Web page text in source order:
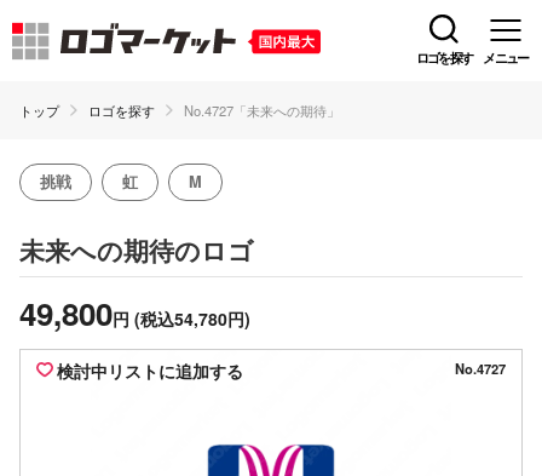
ロゴを探す メニュー
トップ ロゴを探す No.4727「未来への期待」
挑戦 虹 M
未来への期待のロゴ
49,800円 (税込54,780円)
検討中リストに追加する No.4727